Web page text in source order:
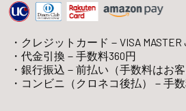
クレジットカード－VISA MASTER
代金引換－手数料360円
銀行振込－前払い（手数料はお客
コンビニ（クロネコ後払）－手数